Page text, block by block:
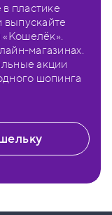
пластике
магазинах.
акции
шопинга